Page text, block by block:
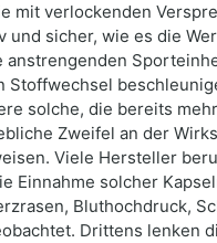
verlockenden
sicher, wie es die
solche, die bereits
Zweifel an der
Viele Hersteller
Einnahme solcher
Bluthochdruck,
Drittens lenken